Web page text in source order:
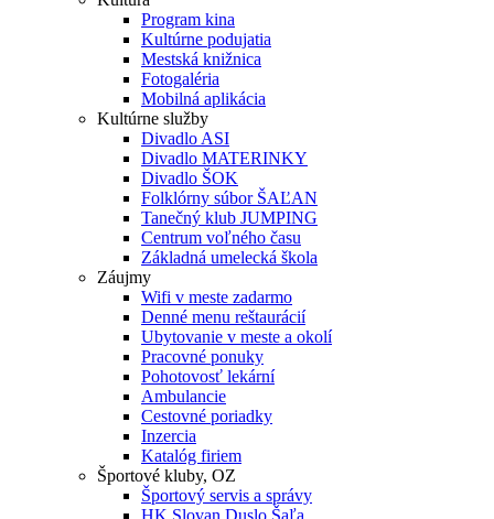
Program kina
Kultúrne podujatia
Mestská knižnica
Fotogaléria
Mobilná aplikácia
Kultúrne služby
Divadlo ASI
Divadlo MATERINKY
Divadlo ŠOK
Folklórny súbor ŠAĽAN
Tanečný klub JUMPING
Centrum voľného času
Základná umelecká škola
Záujmy
Wifi v meste zadarmo
Denné menu reštaurácií
Ubytovanie v meste a okolí
Pracovné ponuky
Pohotovosť lekární
Ambulancie
Cestovné poriadky
Inzercia
Katalóg firiem
Športové kluby, OZ
Športový servis a správy
HK Slovan Duslo Šaľa